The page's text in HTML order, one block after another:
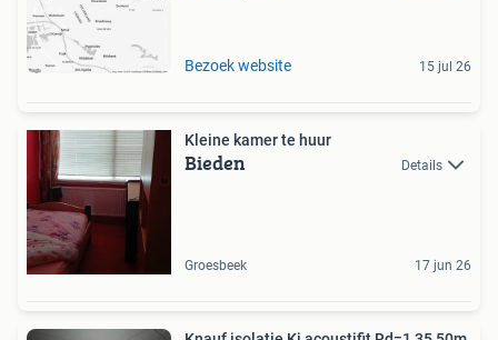
Bezoek website 15 jul 26
Kleine kamer te huur
Bieden Details
Groesbeek 17 jun 26